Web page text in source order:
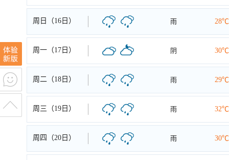
周日（16日） 雨 28℃
周一（17日） 阴 30℃
周二（18日） 雨 29℃
周三（19日） 雨 32℃
周四（20日） 雨 30℃